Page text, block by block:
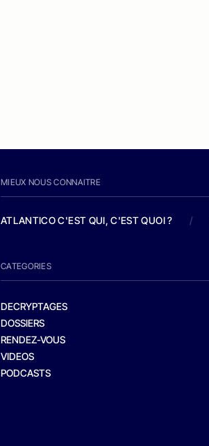
MIEUX NOUS CONNAITRE
ATLANTICO C'EST QUI, C'EST QUOI ? /
CATEGORIES
DECRYPTAGES
DOSSIERS
RENDEZ-VOUS
VIDEOS
PODCASTS